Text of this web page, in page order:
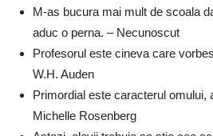
M-as bucura mai mult de scoala
aduc o perna. – Necunoscut
Profesorul este cineva care
W.H. Auden
Primordial este caracterul omului,
Michelle Rosenberg